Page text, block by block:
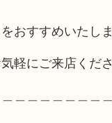
おすすめいたしま
軽にご来店くださ